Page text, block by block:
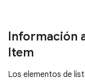
Información
Item
Los elementos de